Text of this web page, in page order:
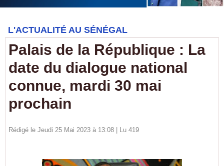
L'ACTUALITÉ AU SÉNÉGAL
Palais de la République : La
date du dialogue national
connue, mardi 30 mai
prochain
Rédigé le Jeudi 25 Mai 2023 à 13:08 | Lu 419